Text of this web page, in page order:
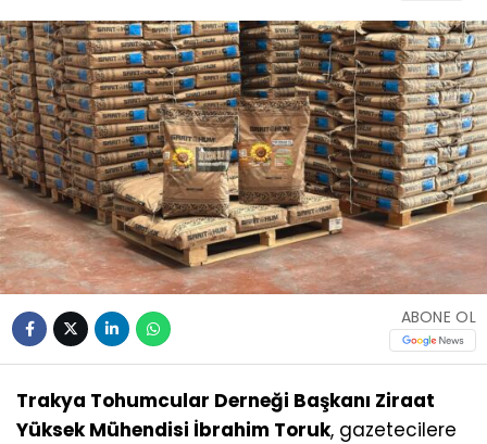
ABONE OL
Trakya Tohumcular Derneği Başkanı Ziraat
Yüksek Mühendisi İbrahim Toruk, gazetecilere